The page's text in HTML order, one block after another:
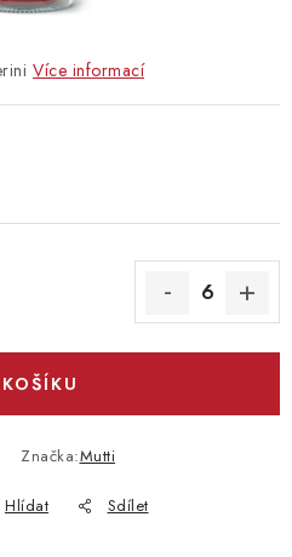
Více informací
Značka:Mutti
Hlídat Sdílet